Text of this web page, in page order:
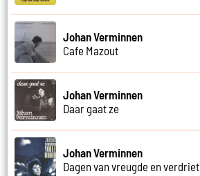
Johan Verminnen
Cafe Mazout
Johan Verminnen
Daar gaat ze
Johan Verminnen
Dagen van vreugde en verdriet